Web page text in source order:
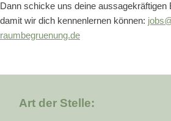
Dann schicke uns deine aussagekräftigen
damit wir dich kennenlernen können:
raumbegruenung.de
Art der Stelle: